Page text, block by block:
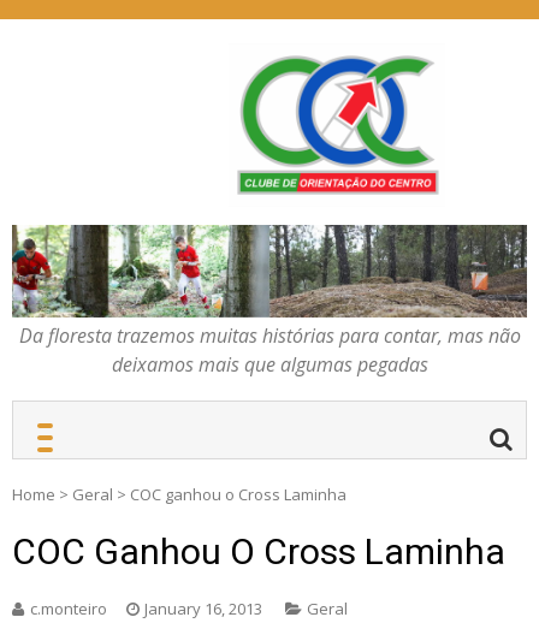
COC – CLUBE DE
ORIENTAÇÃO DO
CENTRO
Da floresta trazemos
muitas histórias para
contar, mas não deixamos
mais que algumas
pegadas
Da floresta trazemos muitas histórias para contar, mas não
deixamos mais que algumas pegadas
Home > Geral > COC ganhou o Cross Laminha
COC Ganhou O Cross Laminha
c.monteiro January 16, 2013 Geral